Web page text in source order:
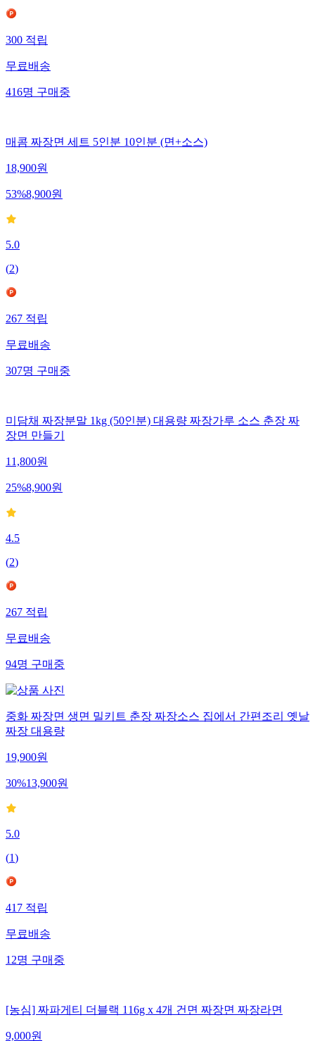
300적립
무료배송
416명구매중
매콤 짜장면 세트 5인분 10인분 (면+소스)
18,900원
53%8,900원
5.0
(2)
267적립
무료배송
307명구매중
미담채 짜장분말 1kg (50인분) 대용량 짜장가루 소스 춘장 짜
장면 만들기
11,800원
25%8,900원
4.5
(2)
267적립
무료배송
94명구매중
중화 짜장면 생면 밀키트 춘장 짜장소스 집에서 간편조리 옛날
짜장 대용량
19,900원
30%13,900원
5.0
(1)
417적립
무료배송
12명구매중
[농심] 짜파게티 더블랙 116g x 4개 건면 짜장면 짜장라면
9,000원